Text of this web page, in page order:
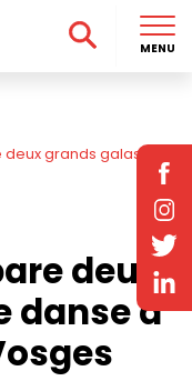
deux grands galas
deux
danse à
MENU